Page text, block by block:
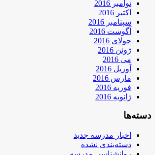
نوامبر 2016
اکتبر 2016
سپتامبر 2016
آگوست 2016
جولای 2016
ژوئن 2016
می 2016
آوریل 2016
مارس 2016
فوریه 2016
ژانویه 2016
دسته‌ها
اخبار مدرسه جدید
دسته‌بندی نشده